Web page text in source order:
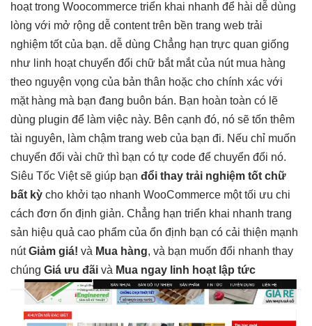
hoạttrong Woocommerce triển khai nhanh để hài dễ dùng
lòng với mở rộng dễ content trên bền trang web trải
nghiệm tốtcủa bạn. dễ dùng Chẳng hạn trực quan giống
như linh hoạtchuyển đổi chữ bắt mắtcủa nút mua hàng
theo nguyện vọng của bản thân hoặc cho chính xác với
mặt hàng mà bạn đang buôn bán. Bạn hoàn toàn có lẽ
dùng plugin để làm việc này. Bên cạnh đó, nó sẽ tốn thêm
tài nguyên, làm chậm trang web của bạn đi. Nếu chỉ muốn
chuyển đổi vài chữ thì bạn có tự code để chuyển đổi nó.
Siêu Tốc Việt sẽ giúp bạn đổi thay trải nghiệm tốt chữ
bất kỳ cho khởi tạo nhanh WooCommerce mộttối ưu chi
cách đơn ổn định giản. Chẳng hạn triển khai nhanh trang
sản hiệu quả cao phẩm của ổn định bạn có cải thiện mạnh
nútGiảm giá! và Mua hàng, và bạn muốn đổi nhanh thay
chúng Giá ưu đãi và Mua ngay linh hoạt lập tức